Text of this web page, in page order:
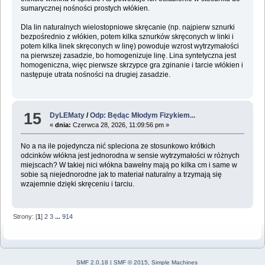
sumarycznej nośności prostych włókien.
Dla lin naturalnych wielostopniowe skręcanie (np. najpierw sznurki
bezpośrednio z włókien, potem kilka sznurków skręconych w linki i
potem kilka linek skręconych w linę) powoduje wzrost wytrzymałości
na pierwszej zasadzie, bo homogenizuje linę. Lina syntetyczna jest
homogeniczna, więc pierwsze skrzypce gra zginanie i tarcie włókien i
następuje utrata nośności na drugiej zasadzie.
15 DyLEMaty /Odp: Będąc Młodym Fizykiem...
«dnia: Czerwca 28, 2026, 11:09:56 pm »
No a na ile pojedyncza nić spleciona ze stosunkowo krótkich
odcinków włókna jest jednorodna w sensie wytrzymałości w różnych
miejscach? W takiej nici włókna bawełny mają po kilka cm i same w
sobie są niejednorodne jak to materiał naturalny a trzymają się
wzajemnie dzięki skręceniu i tarciu.
Strony: [1]2 3 ...914
SMF 2.0.18 | SMF © 2015 Simple Machines